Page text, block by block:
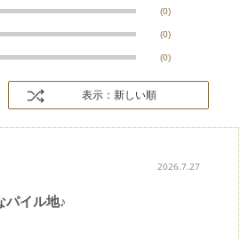
(0)
(0)
(0)
表示：新しい順
2026.7.27
パイル地♪